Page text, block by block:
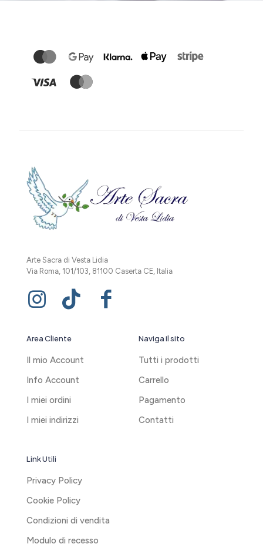
Arte Sacra di Vesta Lidia
Via Roma, 101/103, 81100 Caserta CE, Italia
Area Cliente
Il mio Account
Info Account
I miei ordini
I miei indirizzi
Naviga il sito
Tutti i prodotti
Carrello
Pagamento
Contatti
Link Utili
Privacy Policy
Cookie Policy
Condizioni di vendita
Modulo di recesso